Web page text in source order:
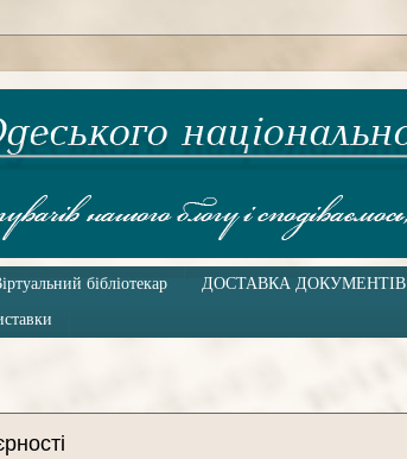
бібліотекар ДОСТАВКА ДОКУМЕНТІВ